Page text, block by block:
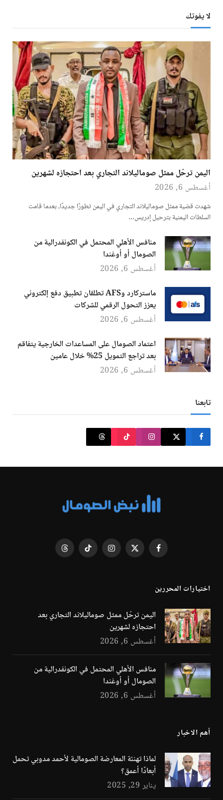
لا يفوتك
اليمن ترحّل ممثل صوماليلاند التجاري بعد احتجازه لشهرين
أغسطس 6, 2026
شهدت قضية ممثل صوماليلاند التجاري في اليمن تطورًا جديدًا، بعدما قامت
السلطات اليمنية بترحيل إدريس…
منافس الأهلي المحتمل في الكونفدرالية من
الصومال أو أوغندا
أغسطس 6, 2026
ماستركارد وAFS تطلقان تطبيق دفع إلكتروني
يعزز التحول الرقمي للشركات
أغسطس 6, 2026
اعتماد الصومال على المساعدات الخارجية يتفاقم
بعد تراجع التمويل 25% خلال عامين
أغسطس 6, 2026
تابعنا
فيسبوك X
الانستغرامتيكتوك Threads
اختيارات المحررين
اليمن ترحّل ممثل صوماليلاند التجاري بعد
احتجازه لشهرين
أغسطس 6, 2026
منافس الأهلي المحتمل في الكونفدرالية من
الصومال أو أوغندا
أغسطس 6, 2026
أهم الاخبار
لماذا تهنئة المعارضة الصومالية لأحمد مدوبي تحمل
أبعادًا أعمق؟
يناير 29, 2025